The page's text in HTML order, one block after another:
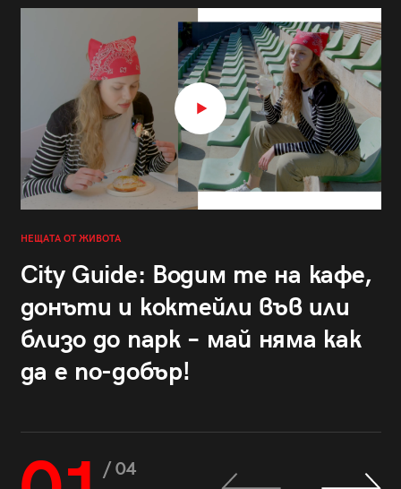
НЕЩАТА ОТ ЖИВОТА
City Guide: Водим те на кафе,
донъти и коктейли във или
близо до парк – май няма как
да е по-добър!
/ 04